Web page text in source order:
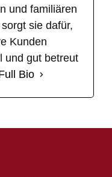
und familiären
sie dafür,
Kunden
und gut betreut
Bio